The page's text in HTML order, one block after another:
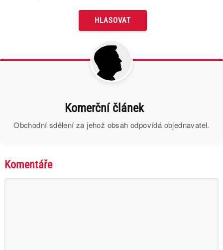
Komerční článek
Obchodní sdělení za jehož obsah odpovídá objednavatel.
Komentáře